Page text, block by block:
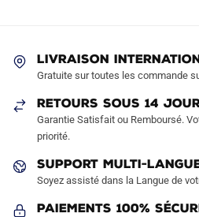
choisies
la
page
produit
LIVRAISON
Gratuite sur toutes les commande
RETOURS SOUS 14
Garantie Satisfait ou Remboursé.
priorité.
SUPPORT MULTI-
Soyez assisté dans la Langue de
Paiements 100%